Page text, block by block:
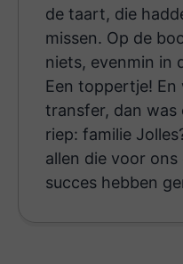
de taart, die
missen. Op de
niets, evenmin in
Een toppertje! En
transfer, dan was
riep: familie
allen die voor
succes hebben